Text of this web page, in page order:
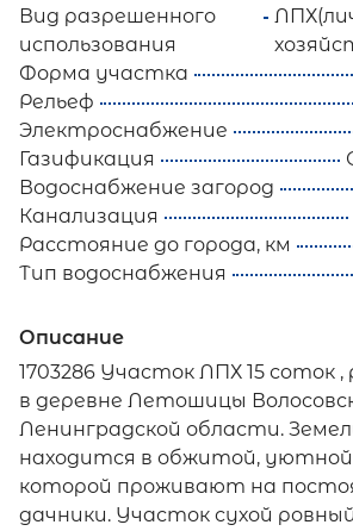
Вид разрешенного
использования
Форма участка
Рельеф
Электроснабжение
Газификация
Водоснабжение загород
Канализация
Расстояние до города, км
Тип водоснабжения
Описание
1703286 Участок ЛПХ 15 сoток
в деревнe Летoшицы
Лeнингpадской облaсти.
находится в обжитой, уютной
которой проживают на
дачники. Участок сухой